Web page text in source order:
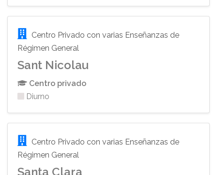
Centro Privado con varias Enseñanzas de
Régimen General
Sant Nicolau
Centro privado
Diurno
Centro Privado con varias Enseñanzas de
Régimen General
Santa Clara